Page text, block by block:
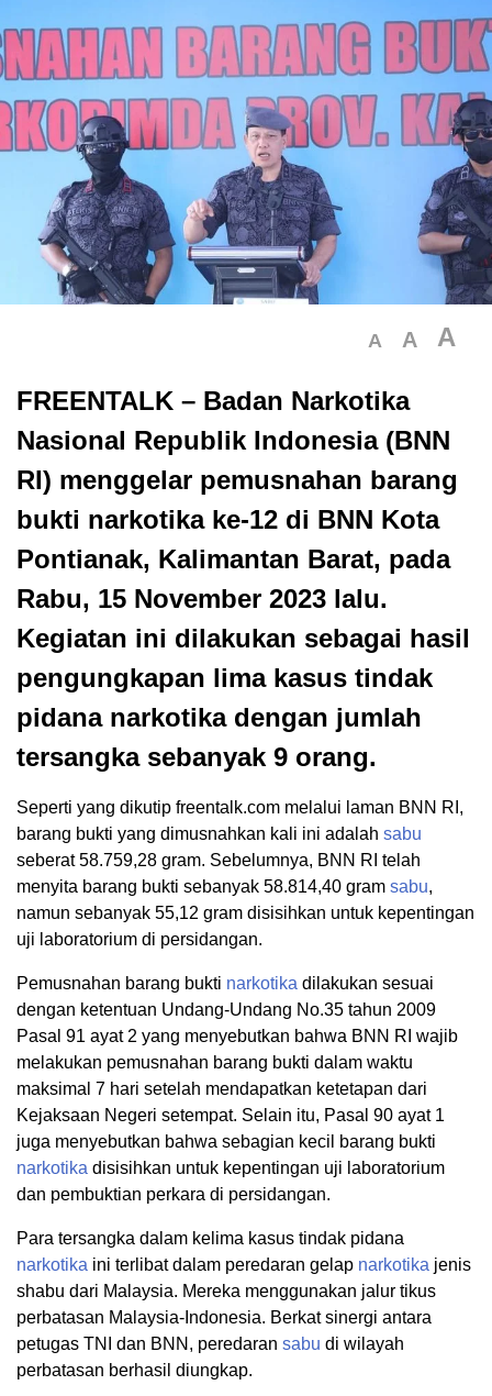
A A A
FREENTALK – Badan Narkotika
Nasional Republik Indonesia (BNN
RI) menggelar pemusnahan barang
bukti narkotika ke-12 di BNN Kota
Pontianak, Kalimantan Barat, pada
Rabu, 15 November 2023 lalu.
Kegiatan ini dilakukan sebagai hasil
pengungkapan lima kasus tindak
pidana narkotika dengan jumlah
tersangka sebanyak 9 orang.
Seperti yang dikutip freentalk.com melalui laman BNN RI,
barang bukti yang dimusnahkan kali ini adalah sabu
seberat 58.759,28 gram. Sebelumnya, BNN RI telah
menyita barang bukti sebanyak 58.814,40 gram sabu,
namun sebanyak 55,12 gram disisihkan untuk kepentingan
uji laboratorium di persidangan.
Pemusnahan barang bukti narkotika dilakukan sesuai
dengan ketentuan Undang-Undang No.35 tahun 2009
Pasal 91 ayat 2 yang menyebutkan bahwa BNN RI wajib
melakukan pemusnahan barang bukti dalam waktu
maksimal 7 hari setelah mendapatkan ketetapan dari
Kejaksaan Negeri setempat. Selain itu, Pasal 90 ayat 1
juga menyebutkan bahwa sebagian kecil barang bukti
narkotika disisihkan untuk kepentingan uji laboratorium
dan pembuktian perkara di persidangan.
Para tersangka dalam kelima kasus tindak pidana
narkotika ini terlibat dalam peredaran gelap narkotika jenis
shabu dari Malaysia. Mereka menggunakan jalur tikus
perbatasan Malaysia-Indonesia. Berkat sinergi antara
petugas TNI dan BNN, peredaran sabu di wilayah
perbatasan berhasil diungkap.